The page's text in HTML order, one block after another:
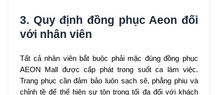
3. Quy định đồng phục Aeon đối
với nhân viên
Tất cả nhân viên bắt buộc phải mặc đúng đồng phục
AEON Mall được cấp phát trong suốt ca làm việc.
Trang phục cần đảm bảo luôn sạch sẽ, phẳng phiu và
chỉnh tề để thể hiện sự tôn trọng tối đa đối với khách